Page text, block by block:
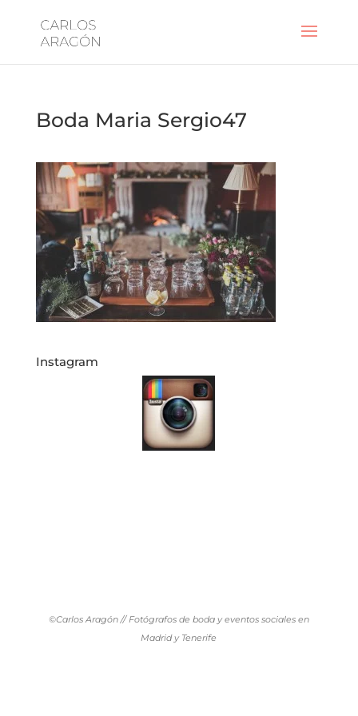
Boda Maria Sergio47
Instagram
©Carlos Aragón // Fotógrafos de boda y eventos sociales en
Madrid y Tenerife